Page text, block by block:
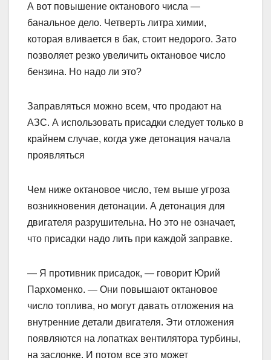
А вот повышение октанового числа —
банальное дело. Четверть литра химии,
которая вливается в бак, стоит недорого. Зато
позволяет резко увеличить октановое число
бензина. Но надо ли это?
Заправляться можно всем, что продают на
АЗС. А использовать присадки следует только в
крайнем случае, когда уже детонация начала
проявляться
Чем ниже октановое число, тем выше угроза
возникновения детонации. А детонация для
двигателя разрушительна. Но это не означает,
что присадки надо лить при каждой заправке.
— Я противник присадок, — говорит Юрий
Пархоменко. — Они повышают октановое
число топлива, но могут давать отложения на
внутренние детали двигателя. Эти отложения
появляются на лопатках вентилятора турбины,
на заслонке. И потом все это может